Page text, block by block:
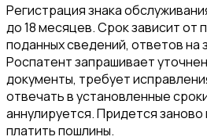
Регистрация знака
до 18 месяцев. Срок зависит от
поданных сведений, ответов на
Роспатент запрашивает
документы, требует
отвечать в установленные
аннулируется. Придется
платить пошлины.